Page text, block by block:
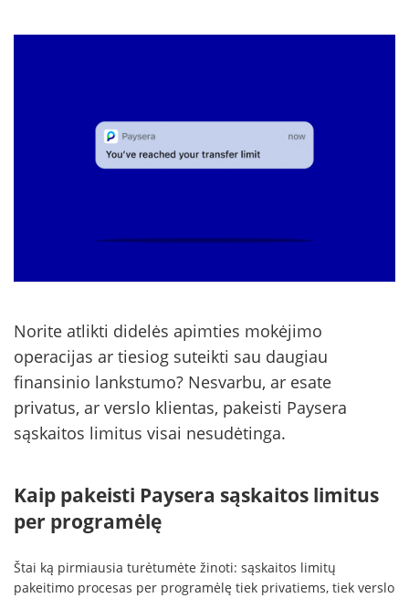
Norite atlikti didelės apimties mokėjimo
operacijas ar tiesiog suteikti sau daugiau
finansinio lankstumo? Nesvarbu, ar esate
privatus, ar verslo klientas, pakeisti Paysera
sąskaitos limitus visai nesudėtinga.
Kaip pakeisti Paysera sąskaitos limitus
per programėlę
Štai ką pirmiausia turėtumėte žinoti: sąskaitos limitų
pakeitimo procesas per programėlę tiek privatiems, tiek verslo